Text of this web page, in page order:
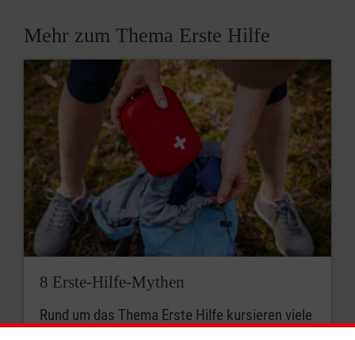
Mehr zum Thema Erste Hilfe
8 Erste-Hilfe-Mythen
Rund um das Thema Erste Hilfe kursieren viele